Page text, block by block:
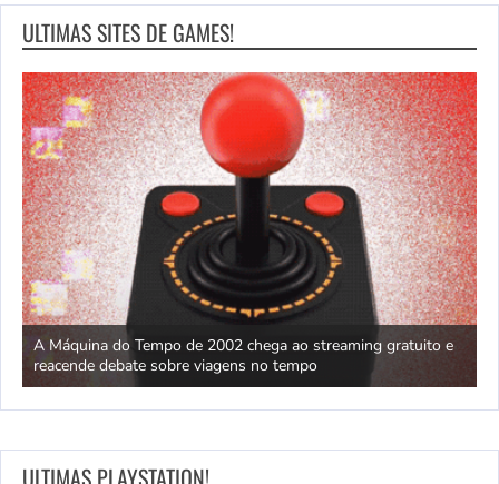
ULTIMAS SITES DE GAMES!
A Máquina do Tempo de 2002 chega ao streaming gratuito e
reacende debate sobre viagens no tempo